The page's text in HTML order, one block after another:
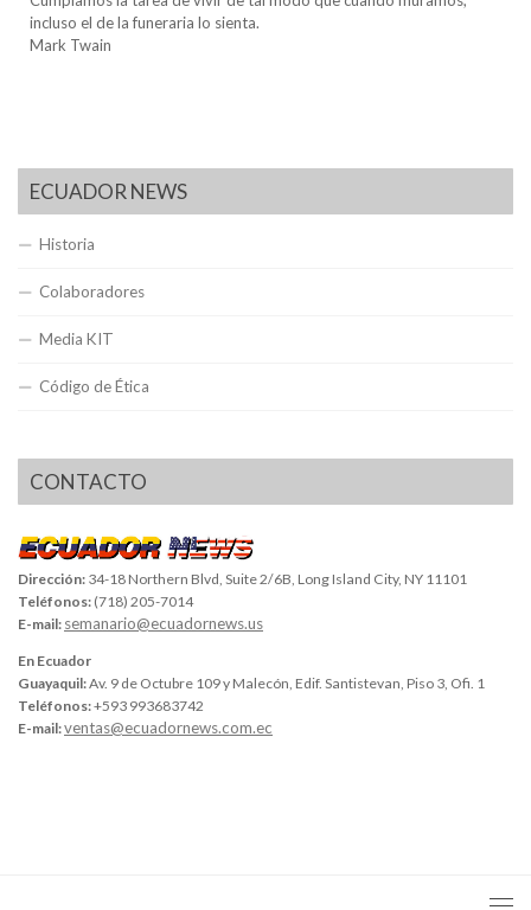
incluso el de la funeraria lo sienta.
Mark Twain
ECUADOR NEWS
Historia
Colaboradores
Media KIT
Código de Ética
CONTACTO
Dirección: 34-18 Northern Blvd, Suite 2/6B, Long Island City, NY 11101
Teléfonos: (718) 205-7014
E-mail: semanario@ecuadornews.us
En Ecuador
Guayaquil:Av. 9 de Octubre 109 y Malecón, Edif. Santistevan, Piso 3, Ofi. 1
Teléfonos:+593 993683742
E-mail:ventas@ecuadornews.com.ec